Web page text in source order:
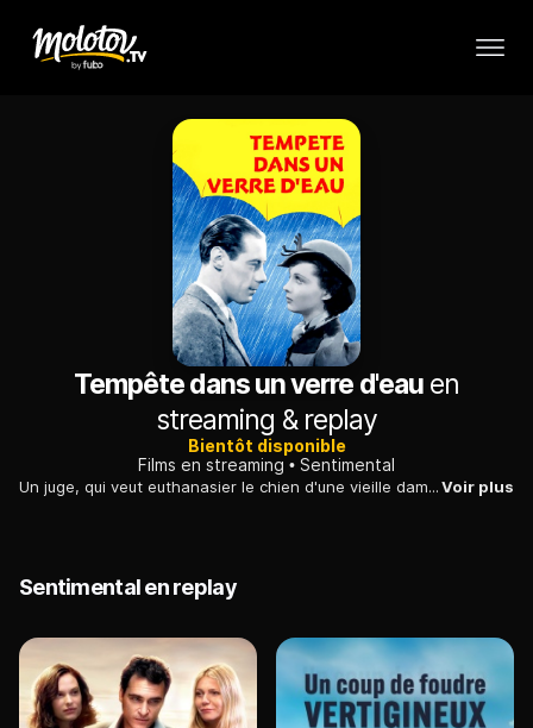
Tempête dans un verre d'eauen
streaming & replay
Bientôt disponible
Films en streaming
Sentimental
Un juge, qui veut euthanasier le chien d'une vieille dame pour une raison futile, affronte un journaliste et sa propre fille, qui s'est éprise de ce dernier.Voir plus
Sentimental en replay